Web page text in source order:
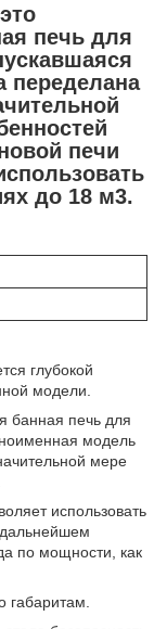
печь для
переделана
печи
до 18 м3.
глубокой
модели.
банная печь для
модель
мере
использовать
по мощности, как
габаритам.